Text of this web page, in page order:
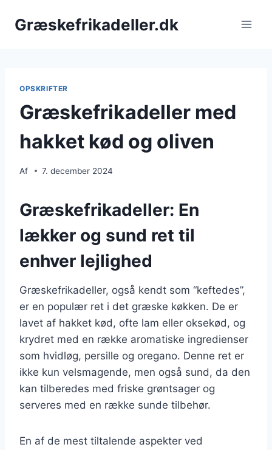
Græskefrikadeller.dk
OPSKRIFTER
Græskefrikadeller med
hakket kød og oliven
Af 7. december 2024
Græskefrikadeller: En
lækker og sund ret til
enhver lejlighed
Græskefrikadeller, også kendt som “keftedes”,
er en populær ret i det græske køkken. De er
lavet af hakket kød, ofte lam eller oksekød, og
krydret med en række aromatiske ingredienser
som hvidløg, persille og oregano. Denne ret er
ikke kun velsmagende, men også sund, da den
kan tilberedes med friske grøntsager og
serveres med en række sunde tilbehør.
En af de mest tiltalende aspekter ved